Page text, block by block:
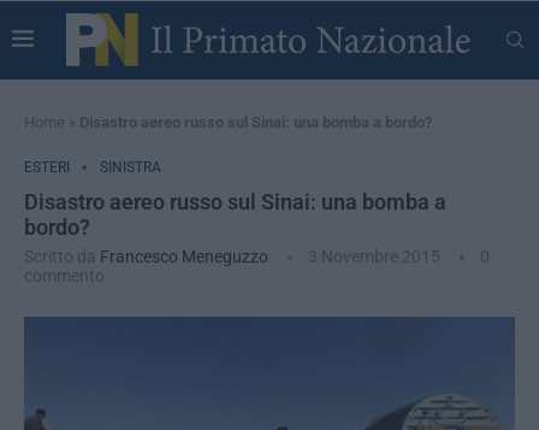
Home » Disastro aereo russo sul Sinai: una bomba a bordo?
ESTERI SINISTRA
Disastro aereo russo sul Sinai: una bomba a
bordo?
Scritto da Francesco Meneguzzo 3 Novembre 2015
0
commento